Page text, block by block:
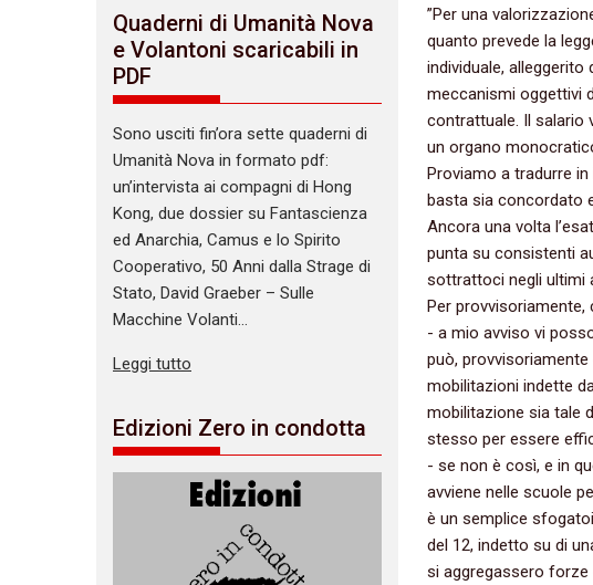
‭”‬Per una
quanto prevede la
individuale,‭
meccanismi oggettivi
contrattuale.‭ ‬Il salario
un organo
Proviamo a tradurre
‬basta sia concordato
Ancora una volta
punta su consistenti
sottrattoci negli ultimi
Per provvisoriamente,‭
-‭ ‬a mio avviso vi
può,‭
mobilitazioni indette
mobilitazione sia tale
stesso per essere
-‭ ‬se non è così,‭ ‬e in
avviene nelle scuole
è un semplice
del‭ ‬12,‭ ‬indetto su di
si aggregassero
Quaderni di Umanità Nova
e Volantoni scaricabili in
PDF
Sono usciti fin’ora sette quaderni di
Umanità Nova in formato pdf:
un’intervista ai compagni di Hong
Kong, due dossier su Fantascienza
ed Anarchia, Camus e lo Spirito
Cooperativo, 50 Anni dalla Strage di
Stato, David Graeber – Sulle
Macchine Volanti…
Leggi tutto
Edizioni Zero in condotta